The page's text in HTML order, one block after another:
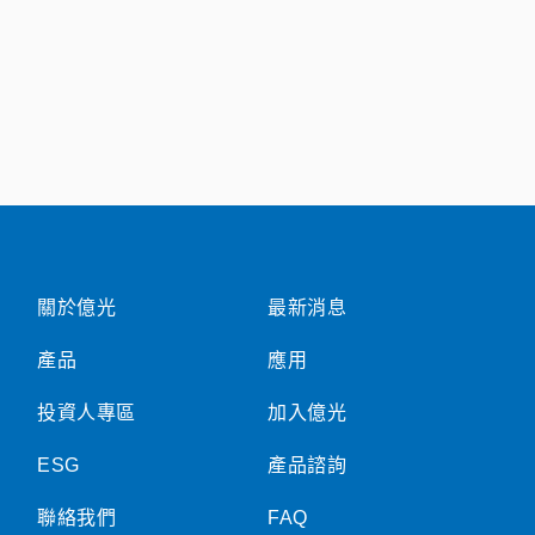
關於億光
產品
投資人專區
ESG
聯絡我們
最新消息
應用
加入億光
產品諮詢
FAQ